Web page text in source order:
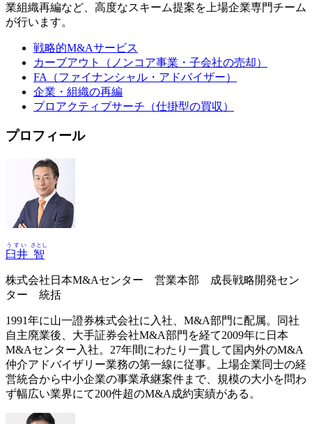
業組織再編など、高度なスキーム提案を上場企業専門チーム
が行います。
戦略的M&Aサービス
カーブアウト（ノンコア事業・子会社の売却）
FA（ファイナンシャル・アドバイザー）
企業・組織の再編
プロアクティブサーチ（仕掛型の買収）
プロフィール
臼井
うすい
智
さとし
株式会社日本M&Aセンター 営業本部 成長戦略開発セン
ター 統括
1991年に山一證券株式会社に入社、M&A部門に配属。同社
自主廃業後、大手証券会社M&A部門を経て2009年に日本
M&Aセンター入社。27年間にわたり一貫して国内外のM&A
仲介アドバイザリー業務の第一線に従事。上場企業同士の経
営統合から中小企業の事業承継案件まで、規模の大小を問わ
ず幅広い業界にて200件超のM&A成約実績がある。